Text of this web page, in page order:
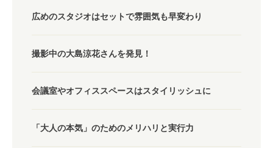
広めのスタジオはセットで雰囲気も早変わり
撮影中の大島涼花さんを発見！
会議室やオフィススペースはスタイリッシュに
「大人の本気」のためのメリハリと実行力